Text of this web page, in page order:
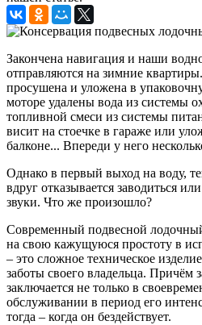
Закончена навигация и наши
отправляются на зимние
просушена и уложена в
моторе удалены вода из системы
топливной смеси из системы
висит на стоечке в гараже или
балконе... Впереди у него
Однако в первый выход на воду,
вдруг отказывается заводиться
звуки. Что же произошло?
Современный подвесной
на свою кажущуюся простоту в
– это сложное техническое
заботы своего владельца. Причём
заключается не только в
обслуживании в период его
тогда – когда он бездействует.